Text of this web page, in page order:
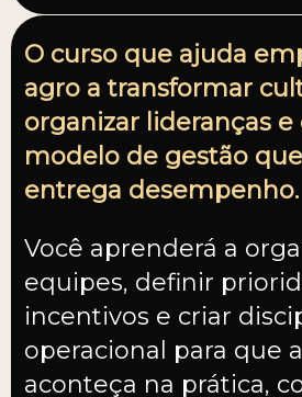
O curso que ajuda
agro a transformar
organizar lideranças
modelo de gestão
entrega desempenho.
Você aprenderá a
equipes, definir
incentivos e criar
operacional para que
aconteça na prática,